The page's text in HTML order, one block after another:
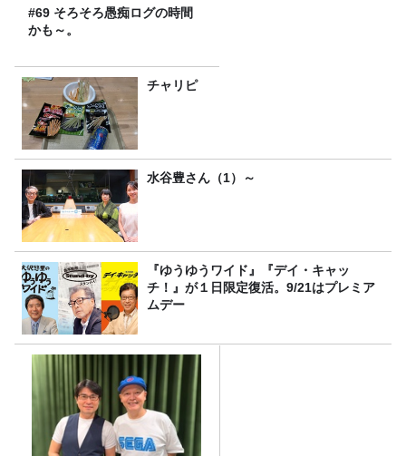
#69 そろそろ愚痴ログの時間
かも～。
チャリピ
水谷豊さん（1）～
『ゆうゆうワイド』『デイ・キャッ
チ！』が１日限定復活。9/21はプレミア
ムデー